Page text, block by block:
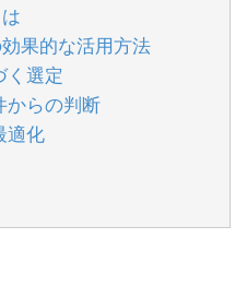
果的な活用方法
く選定
からの判断
適化